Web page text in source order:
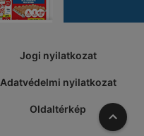
Jogi nyilatkozat
Adatvédelmi nyilatkozat
Oldaltérkép A